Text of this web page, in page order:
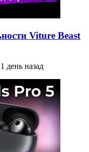
Viture Beast
1 день назад